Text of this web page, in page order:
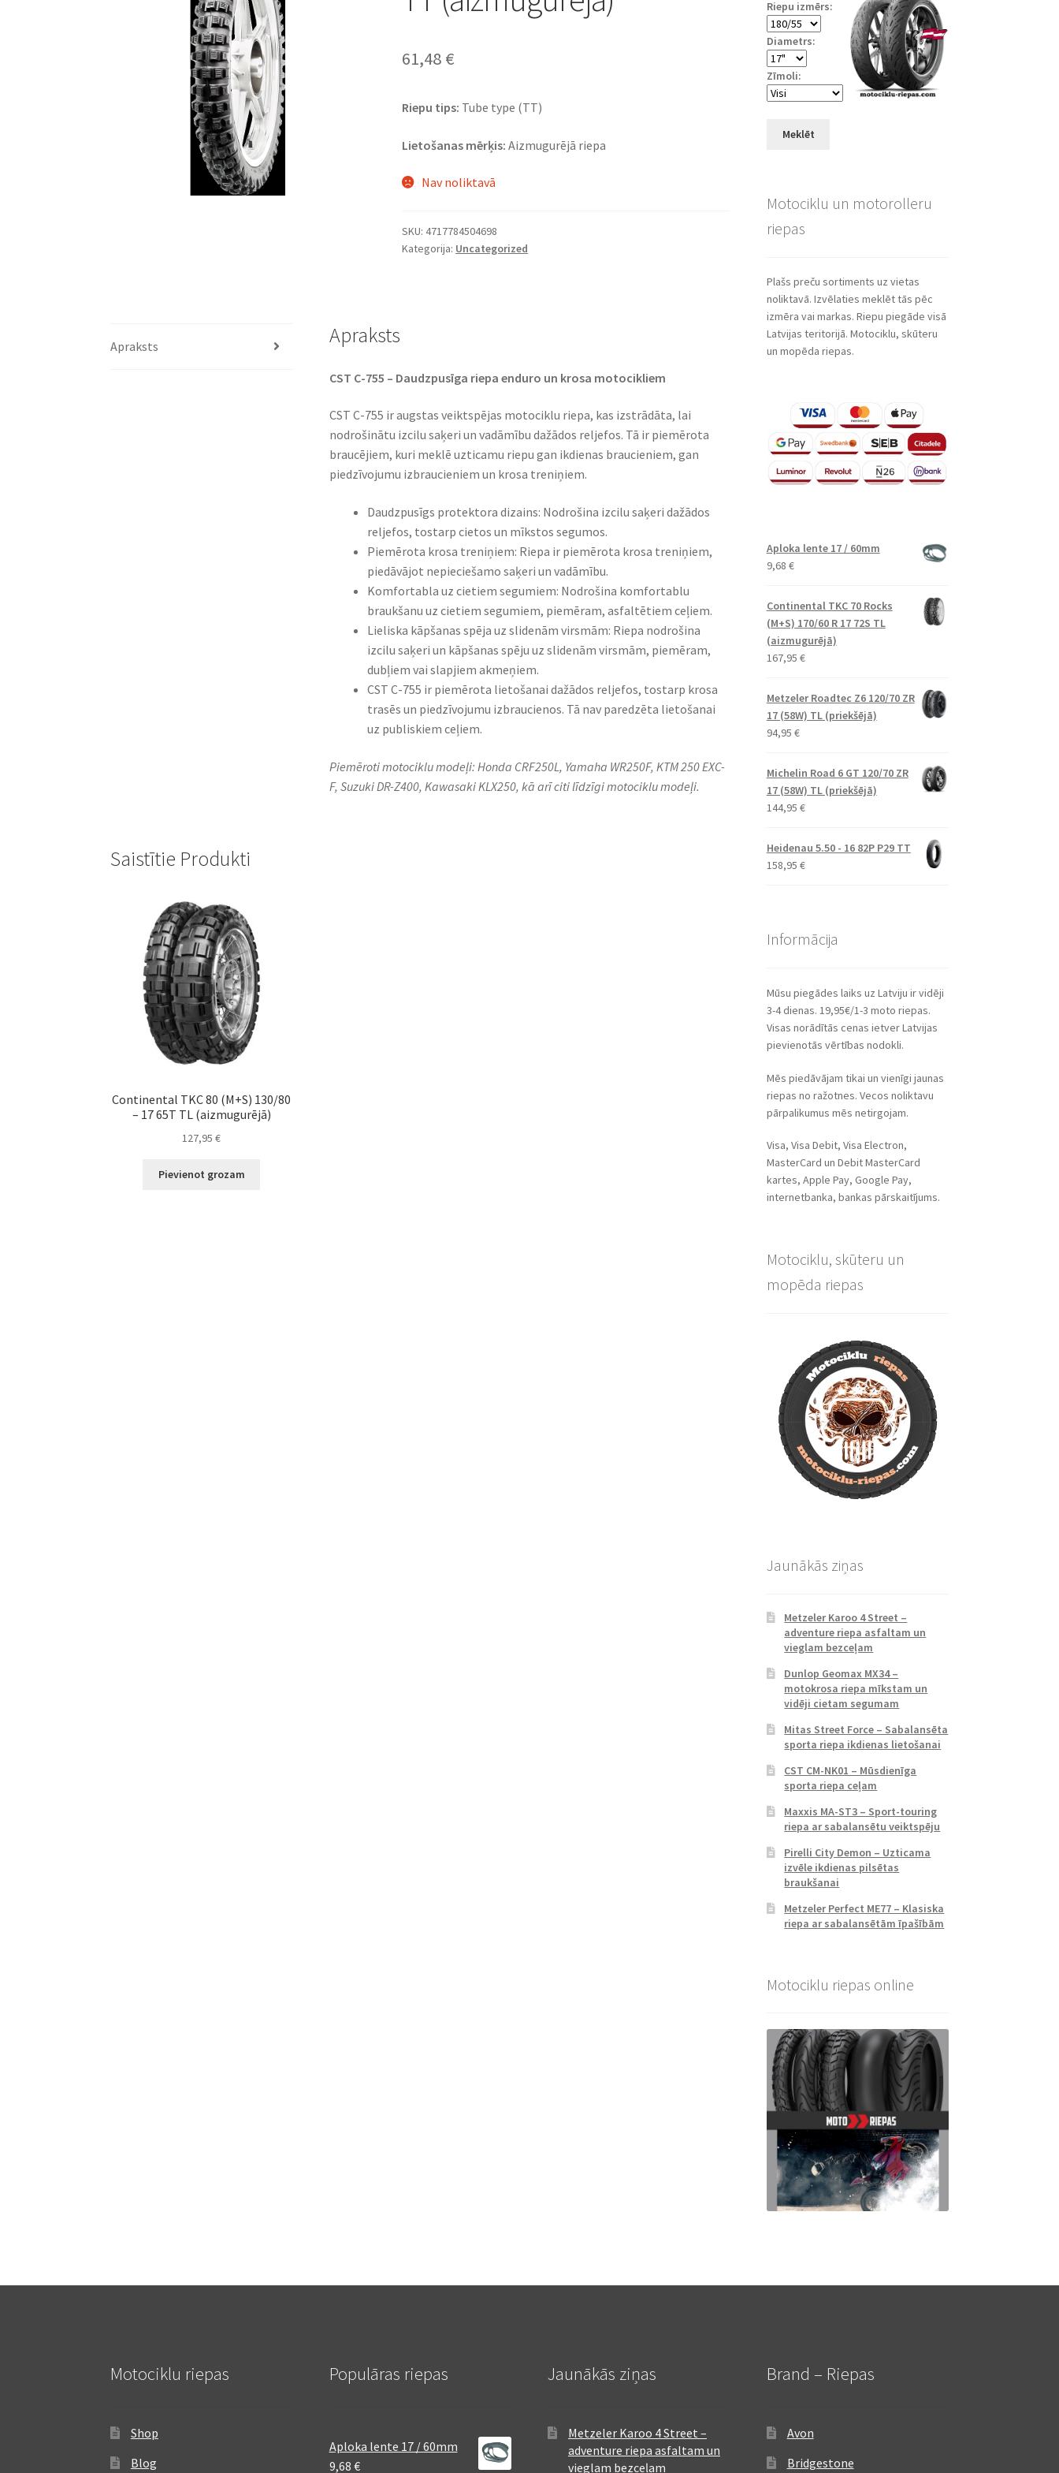
61,48 €
Riepu tips: Tube type (TT)
Lietošanas mērķis: Aizmugurējā riepa
Nav noliktavā
SKU:4717784504698
Kategorija: Uncategorized
Apraksts Apraksts
CST C-755 – Daudzpusīga riepa enduro un krosa motocikliem​
CST C-755 ir augstas veiktspējas motociklu riepa, kas izstrādāta, lai
nodrošinātu izcilu saķeri un vadāmību dažādos reljefos. Tā ir piemērota
braucējiem, kuri meklē uzticamu riepu gan ikdienas braucieniem, gan
piedzīvojumu izbraucieniem un krosa treniņiem.​
Daudzpusīgs protektora dizains: Nodrošina izcilu saķeri dažādos
reljefos, tostarp cietos un mīkstos segumos.​
Piemērota krosa treniņiem: Riepa ir piemērota krosa treniņiem,
piedāvājot nepieciešamo saķeri un vadāmību.​
Komfortabla uz cietiem segumiem: Nodrošina komfortablu
braukšanu uz cietiem segumiem, piemēram, asfaltētiem ceļiem.​
Lieliska kāpšanas spēja uz slidenām virsmām: Riepa nodrošina
izcilu saķeri un kāpšanas spēju uz slidenām virsmām, piemēram,
dubļiem vai slapjiem akmeņiem.​
CST C-755 ir piemērota lietošanai dažādos reljefos, tostarp krosa
trasēs un piedzīvojumu izbraucienos. Tā nav paredzēta lietošanai
uz publiskiem ceļiem.​
Piemēroti motociklu modeļi: Honda CRF250L, Yamaha WR250F, KTM 250 EXC-
F, Suzuki DR-Z400, Kawasaki KLX250, kā arī citi līdzīgi motociklu modeļi.​
Saistītie Produkti
Continental TKC 80 (M+S) 130/80
– 17 65T TL (aizmugurējā)
127,95€
Pievienot grozam
Riepu izmērs:
Diametrs:
Zīmoli:
Meklēt
Motociklu un motorolleru
riepas
Plašs preču sortiments uz vietas
noliktavā. Izvēlaties meklēt tās pēc
izmēra vai markas. Riepu piegāde visā
Latvijas teritorijā. Motociklu, skūteru
un mopēda riepas.
Aploka lente 17 / 60mm
9,68 €
Continental TKC 70 Rocks
(M+S) 170/60 R 17 72S TL
(aizmugurējā)
167,95 €
Metzeler Roadtec Z6 120/70 ZR
17 (58W) TL (priekšējā)
94,95 €
Michelin Road 6 GT 120/70 ZR
17 (58W) TL (priekšējā)
144,95 €
Heidenau 5.50 - 16 82P P29 TT
158,95 €
Informācija
Mūsu piegādes laiks uz Latviju ir vidēji
3-4 dienas. 19,95€/1-3 moto riepas.
Visas norādītās cenas ietver Latvijas
pievienotās vērtības nodokli.
Mēs piedāvājam tikai un vienīgi jaunas
riepas no ražotnes. Vecos noliktavu
pārpalikumus mēs netirgojam.
Visa, Visa Debit, Visa Electron,
MasterCard un Debit MasterCard
kartes, Apple Pay, Google Pay,
internetbanka, bankas pārskaitījums.
Motociklu, skūteru un
mopēda riepas
Jaunākās ziņas
Metzeler Karoo 4 Street –
adventure riepa asfaltam un
vieglam bezceļam
Dunlop Geomax MX34 –
motokrosa riepa mīkstam un
vidēji cietam segumam
Mitas Street Force – Sabalansēta
sporta riepa ikdienas lietošanai
CST CM-NK01 – Mūsdienīga
sporta riepa ceļam
Maxxis MA-ST3 – Sport-touring
riepa ar sabalansētu veiktspēju
Pirelli City Demon – Uzticama
izvēle ikdienas pilsētas
braukšanai
Metzeler Perfect ME77 – Klasiska
riepa ar sabalansētām īpašībām
Motociklu riepas online
Motociklu riepas
Shop
Blog
Populāras riepas
Aploka lente 17 / 60mm
9,68 €
Jaunākās ziņas
Metzeler Karoo 4 Street –
adventure riepa asfaltam un
vieglam bezceļam
Brand – Riepas
Avon
Bridgestone